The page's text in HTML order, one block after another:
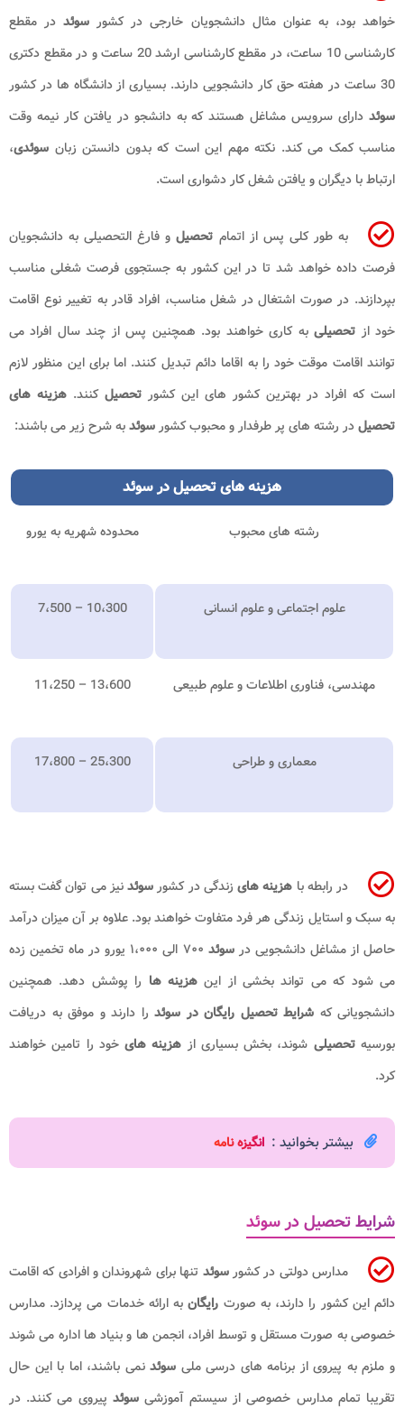
خواهد بود، به عنوان مثال دانشجویان خارجی در کشور سوئددر مقطع
کارشناسی 10 ساعت، در مقطع کارشناسی ارشد 20 ساعت و در مقطع دکتری
30 ساعت در هفته حق کار دانشجویی دارند. بسیاری از دانشگاه ها در کشور
سوئد دارای سرویس مشاغل هستند که به دانشجو در یافتن کار نیمه وقت
مناسب کمک می کند. نکته مهم این است که بدون دانستن زبان سوئدی،
ارتباط با دیگران و یافتن شغل کار دشواری است.
به طور کلی پس از اتمام تحصیلو فارغ التحصیلی به دانشجویان
فرصت داده خواهد شد تا در این کشور به جستجوی فرصت شغلی مناسب
بپردازند. در صورت اشتغال در شغل مناسب، افراد قادر به تغییر نوع اقامت
خود از تحصیلیبه کاری خواهند بود. همچنین پس از چند سال افراد می
توانند اقامت موقت خود را به اقاما دائم تبدیل کنند. اما برای این منظور لازم
است که افراد در بهترین کشور های این کشور تحصیل کنند. هزینه های
تحصیلدر رشته های پر طرفدار و محبوب کشورسوئدبه شرح زیر می باشند:
هزینه های تحصیل در سوئد
رشته های محبوب محدوده شهریه به یورو
علوم اجتماعی و علوم انسانی 7،500 – 10،300
مهندسی، فناوری اطلاعات و علوم طبیعی 11،250 – 13،600
معماری و طراحی 17،800 – 25،300
در رابطه با هزینه هایزندگی در کشورسوئدنیز می توان گفت بسته
به سبک و استایل زندگی هر فرد متفاوت خواهند بود. علاوه بر آن میزان درآمد
حاصل از مشاغل دانشجویی درسوئد
۷۰۰ الی ۱،۰۰۰ یورو در ماه تخمین زده
می شود که می تواند بخشی از اینهزینه ها را پوشش دهد. همچنین
دانشجویانی که شرایط تحصیل رایگان در سوئد را دارند و موفق به دریافت
بورسیهتحصیلی شوند، بخش بسیاری از هزینه هایخود را تامین خواهند
کرد.
بیشتر بخوانید : انگیزه نامه
شرایط تحصیل در سوئد
مدارس دولتی در کشورسوئد تنها برای شهروندان و افرادی که اقامت
دائم این کشور را دارند، به صورت رایگانبه ارائه خدمات می پردازد. مدارس
خصوصی به صورت مستقل و توسط افراد، انجمن ها و بنیاد ها اداره می شوند
و ملزم به پیروی از برنامه های درسی ملی سوئدنمی باشند، اما با این حال
تقریبا تمام مدارس خصوصی از سیستم آموزشیسوئد پیروی می کنند. در